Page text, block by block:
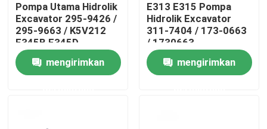
Rumah
Pompa Utama Hidrolik
Excavator 295-9426 /
295-9663 / K5V212
E345B E345D
mengirimkan
E313 E315 Pompa
Hidrolik Excavator
311-7404 / 173-0663
/ 1730663
mengirimkan